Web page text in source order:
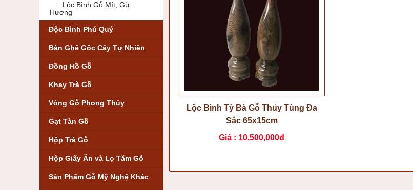
Lộc Bình Gỗ Mít, Gù
Hương
Độc Bình Phú Quý
Bàn Ghế Gốc Cây Tự Nhiên
Đồng Hồ Gỗ
Khay Trà Gỗ
Vòng Gỗ Phong Thủy
Gạt Tàn Gỗ
Hộp Trà Gỗ
Hộp Giấy Ăn và Lọ Tăm Gỗ
Sản Phẩm Gỗ Mỹ Nghệ Khác
Lộc Bình Tỳ Bà Gỗ Thủy Tùng Đa
Sắc 65x15cm
Giá : 10,500,000đ